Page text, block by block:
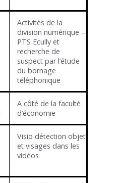
Activités de la
division numérique –
PTS Ecully et
recherche de
suspect par l’étude
du bornage
téléphonique
A côté de la faculté
d’économie
Visio détection objet
et visages dans les
vidéos